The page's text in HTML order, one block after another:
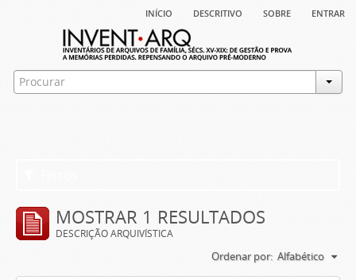
início descritivo sobre entrar
MOSTRAR 1 RESULTADOS
DESCRIÇÃO ARQUIVÍSTICA
Ordenar por: Alfabético